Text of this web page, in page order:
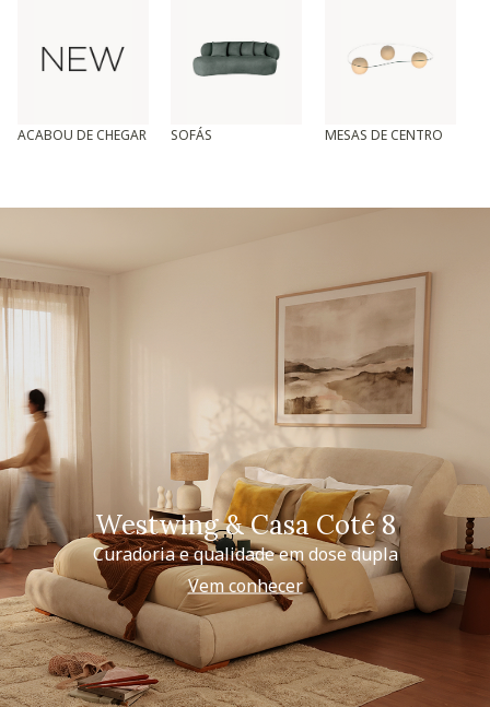
ACABOU DE CHEGAR SOFÁS MESAS DE CENTRO
Westwing & Casa Coté 8
Curadoria e qualidade em dose dupla
Vem conhecer